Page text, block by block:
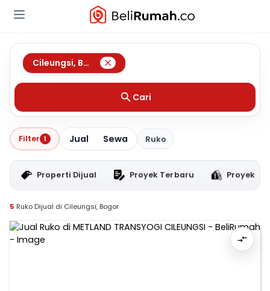
Cileungsi, Bogor
Cari
Filter 1 Jual Sewa Ruko
Properti Dijual Proyek Terbaru Proyek
5 Ruko Dijual di Cileungsi, Bogor